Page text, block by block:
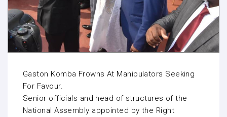
Gaston Komba Frowns At Manipulators Seeking
For Favour.
Senior officials and head of structures of the
National Assembly appointed by the Right